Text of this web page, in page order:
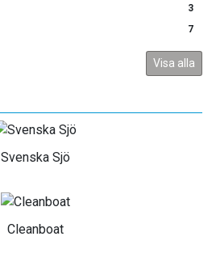
3
7
Visa alla
Svenska Sjö
Cleanboat